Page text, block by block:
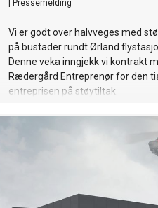
Pressemelding
Vi er godt over halvveges med
på bustader rundt Ørland
Denne veka inngjekk vi kontrakt
Rædergård Entreprenør for den
entreprisen på støytiltak.